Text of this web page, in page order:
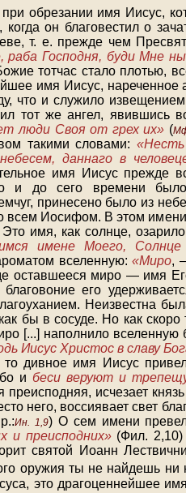
обрезании имя Иисус,
он благовестил о
т. е. прежде чем
раба Господня, буди Мне
тотчас стало плотью,
имя Иисус, нареченное
что и служило
тот же ангел, явившись
люди Своя от грех их» (
такими словами:
даннаго в
имя Иисус прежде
и до сего времени
принесено было из
всем Иосифом. В этом
Это имя, как солнце,
имене Моего, Солнце
вселенную:«Миро,
оставшееся миро — имя
его
Неизвестна
бы в сосуде. Но как скоро
[...] наполнило вселенную
Иисус Христос в славу
дивное имя Иисус
и беси веруют и
преисподняя, исчезает
него, воссиявает свет
Ин. 1,9) О сем имени
и преисподних»(Фил. 2,10)
святой Иоанн
оружия ты не найдешь
это драгоценнейшее